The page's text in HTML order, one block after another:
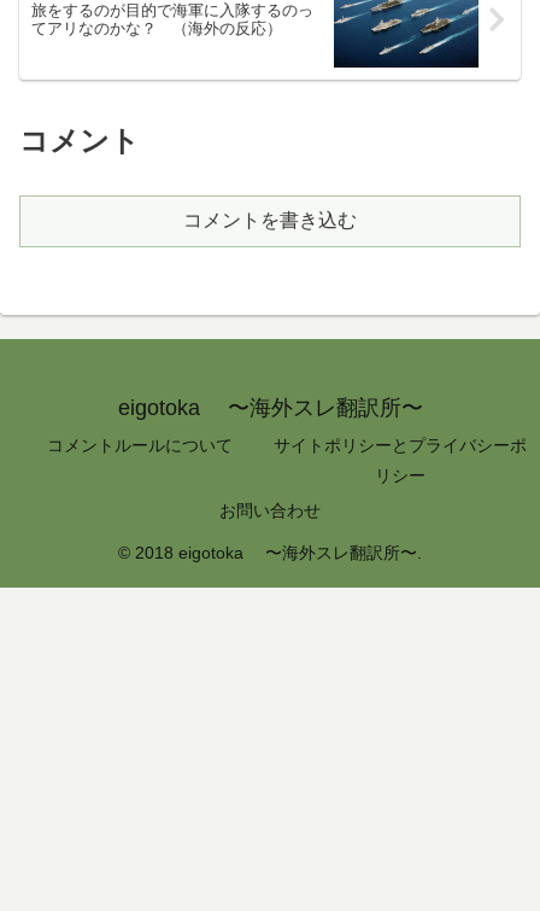
旅をするのが目的で海軍に入隊するのっ
てアリなのかな？ （海外の反応）
コメント
コメントを書き込む
eigotoka 〜海外スレ翻訳所〜
コメントルールについて
サイトポリシーとプライバシーポ
リシー
お問い合わせ
© 2018 eigotoka 〜海外スレ翻訳所〜.